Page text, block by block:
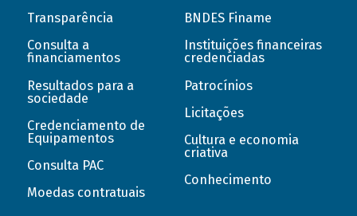
Transparência
Consulta a
financiamentos
Resultados para a
sociedade
Credenciamento de
Equipamentos
Consulta PAC
Moedas contratuais
BNDES Finame
Instituições financeiras
credenciadas
Patrocínios
Licitações
Cultura e economia
criativa
Conhecimento